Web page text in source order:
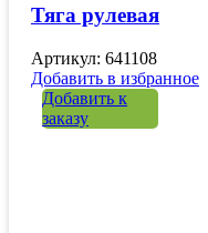
Тяга рулевая
Артикул: 641108
Добавить в избранное
Добавить к
заказу